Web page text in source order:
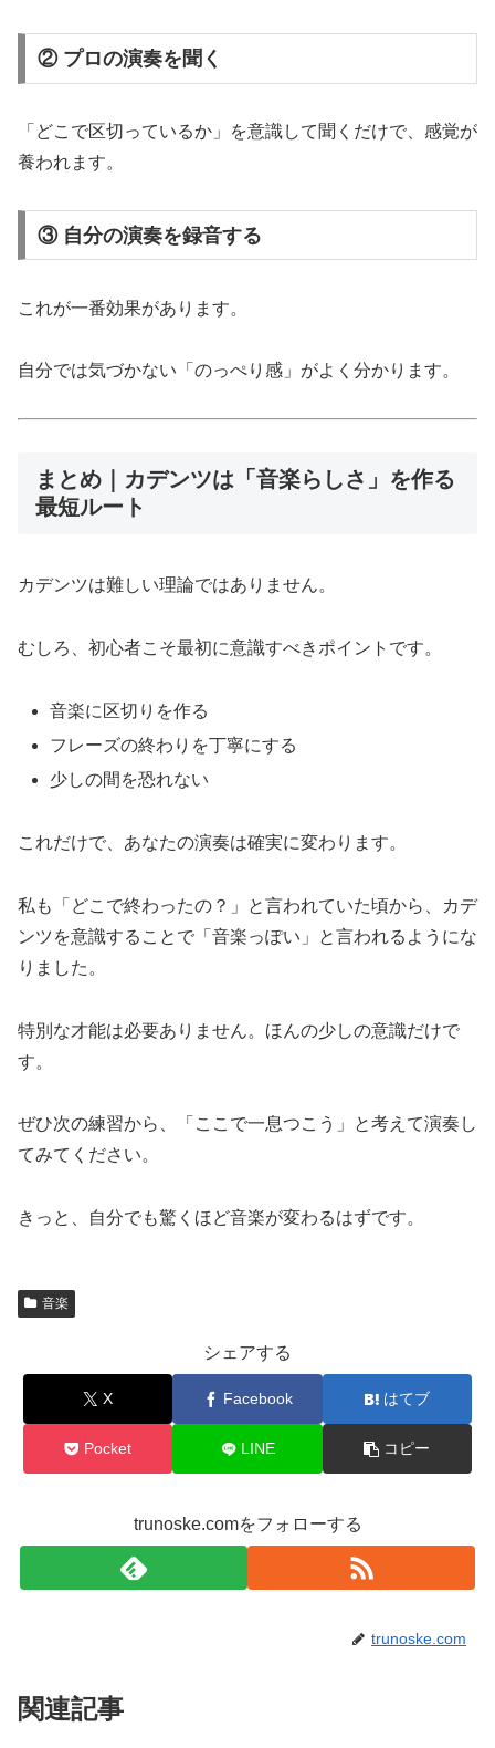
② プロの演奏を聞く
「どこで区切っているか」を意識して聞くだけで、感覚が
養われます。
③ 自分の演奏を録音する
これが一番効果があります。
自分では気づかない「のっぺり感」がよく分かります。
まとめ｜カデンツは「音楽らしさ」を作る
最短ルート
カデンツは難しい理論ではありません。
むしろ、初心者こそ最初に意識すべきポイントです。
音楽に区切りを作る
フレーズの終わりを丁寧にする
少しの間を恐れない
これだけで、あなたの演奏は確実に変わります。
私も「どこで終わったの？」と言われていた頃から、カデ
ンツを意識することで「音楽っぽい」と言われるようにな
りました。
特別な才能は必要ありません。ほんの少しの意識だけで
す。
ぜひ次の練習から、「ここで一息つこう」と考えて演奏し
てみてください。
きっと、自分でも驚くほど音楽が変わるはずです。
音楽
シェアする
X Facebook はてブ
Pocket LINE コピー
trunoske.comをフォローする
trunoske.com
関連記事